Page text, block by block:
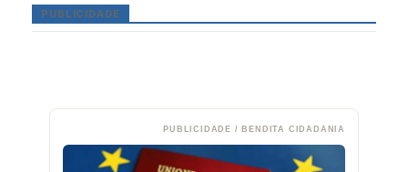
PUBLICIDADE
PUBLICIDADE / BENDITA CIDADANIA